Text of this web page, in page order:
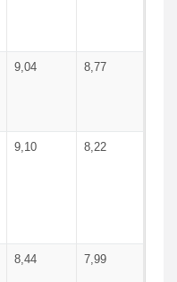
9,04 8,77
9,10 8,22
8,44 7,99